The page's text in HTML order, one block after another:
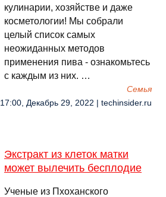
кулинарии, хозяйстве и даже
косметологии! Мы собрали
целый список самых
неожиданных методов
применения пива - ознакомьтесь
с каждым из них. …
Семья
17:00, Декабрь 29, 2022 | techinsider.ru
Экстракт из клеток матки
может вылечить бесплодие
Ученые из Пхоханского